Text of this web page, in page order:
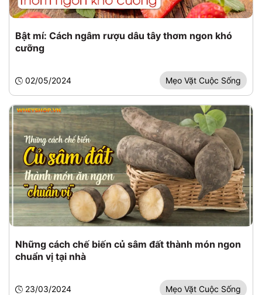
Bật mí: Cách ngâm rượu dâu tây thơm ngon khó
cưỡng
02/05/2024 Mẹo Vặt Cuộc Sống
Những cách chế biến củ sâm đất thành món ngon
chuẩn vị tại nhà
23/03/2024 Mẹo Vặt Cuộc Sống